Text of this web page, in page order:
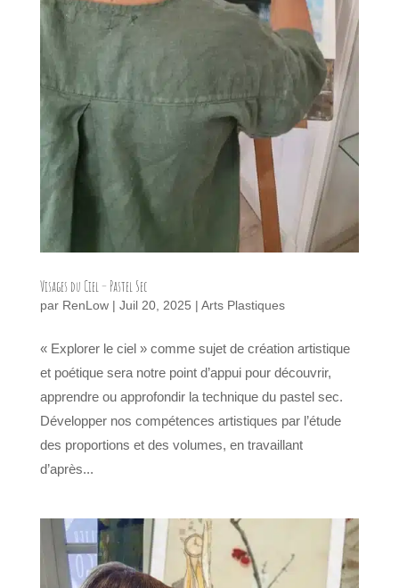
Visages du Ciel – Pastel Sec
par RenLow| Juil 20, 2025 | Arts Plastiques
« Explorer le ciel » comme sujet de création artistique
et poétique sera notre point d’appui pour découvrir,
apprendre ou approfondir la technique du pastel sec.
Développer nos compétences artistiques par l’étude
des proportions et des volumes, en travaillant
d’après...